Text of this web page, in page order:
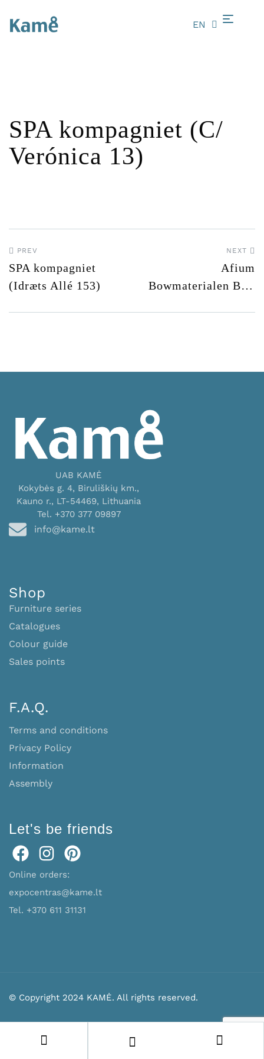
EN
LT
SPA kompagniet (C/
Verónica 13)
PREV
SPA kompagniet
(Idræts Allé 153)
NEXT
Afium
Bowmaterialen B.V.
UAB KAMĖ
Kokybės g. 4, Biruliškių km.,
Kauno r., LT-54469, Lithuania
Tel. +370 377 09897
info@kame.lt
Shop
Furniture series
Catalogues
Colour guide
Sales points
F.A.Q.
Terms and conditions
Privacy Policy
Information
Assembly
Let's be friends
Online orders:
expocentras@kame.lt
Tel. +370 611 31131
© Copyright 2024 KAMĖ. All rights reserved.